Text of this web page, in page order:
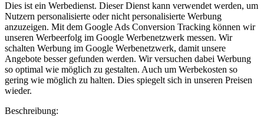
Dies ist ein Werbedienst. Dieser Dienst kann verwendet werden, um
Nutzern personalisierte oder nicht personalisierte Werbung
anzuzeigen. Mit dem Google Ads Conversion Tracking können wir
unseren Werbeerfolg im Google Werbenetzwerk messen. Wir
schalten Werbung im Google Werbenetzwerk, damit unsere
Angebote besser gefunden werden. Wir versuchen dabei Werbung
so optimal wie möglich zu gestalten. Auch um Werbekosten so
gering wie möglich zu halten. Dies spiegelt sich in unseren Preisen
wieder.
Beschreibung: